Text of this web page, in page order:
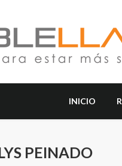
INICIO
PEINADO